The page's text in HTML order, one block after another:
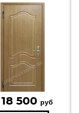
18 500 руб